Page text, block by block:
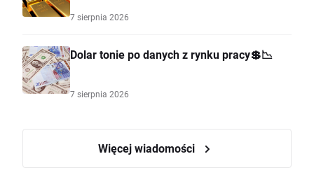
7 sierpnia 2026
Dolar tonie po danych z rynku pracy💲📉
7 sierpnia 2026
Więcej wiadomości